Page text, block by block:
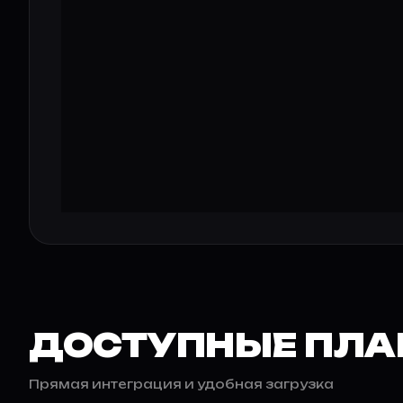
ДОСТУПНЫЕ
Прямая интеграция и удобная загрузка